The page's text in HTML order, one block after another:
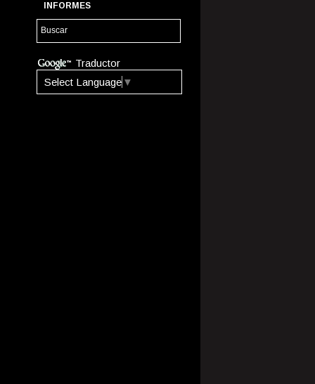
INFORMES
Traductor
Select Language ▼